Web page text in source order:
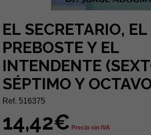
EL SECRETARIO, EL
PREBOSTE Y EL
INTENDENTE
SÉPTIMO Y
Ref. 516375
14,42€ Precio sin IVA